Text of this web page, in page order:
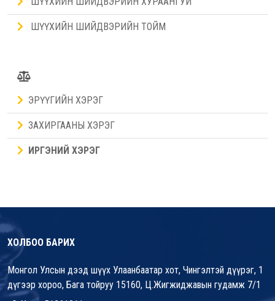
ШҮҮХИЙН ШИЙДВЭРИЙН ТОЙМ
ЭРҮҮГИЙН ХЭРЭГ
ЗАХИРГААНЫ ХЭРЭГ
ИРГЭНИЙ ХЭРЭГ
ХОЛБОО БАРИХ
Монгол Улсын дээд шүүх Улаанбаатар хот, Чингэлтэй дүүрэг, 1
дүгээр хороо, Бага тойруу 15160, Ц.Жигжиджавын гудамж 7/1